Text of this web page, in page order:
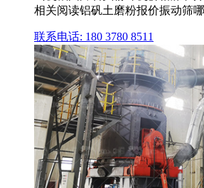
相关阅读铝矾土磨粉报价振动筛
联系电话: 180 3780 8511